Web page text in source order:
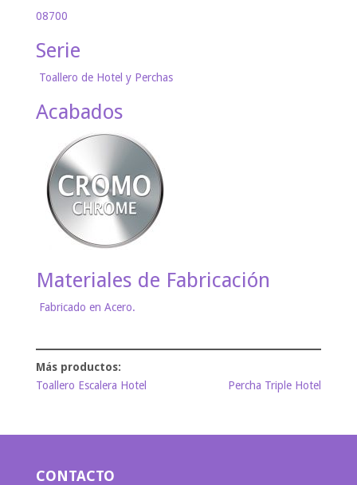
08700
Serie
Toallero de Hotel y Perchas
Acabados
Materiales de Fabricación
Fabricado en Acero.
Toallero Escalera Hotel Percha Triple Hotel
CONTACTO